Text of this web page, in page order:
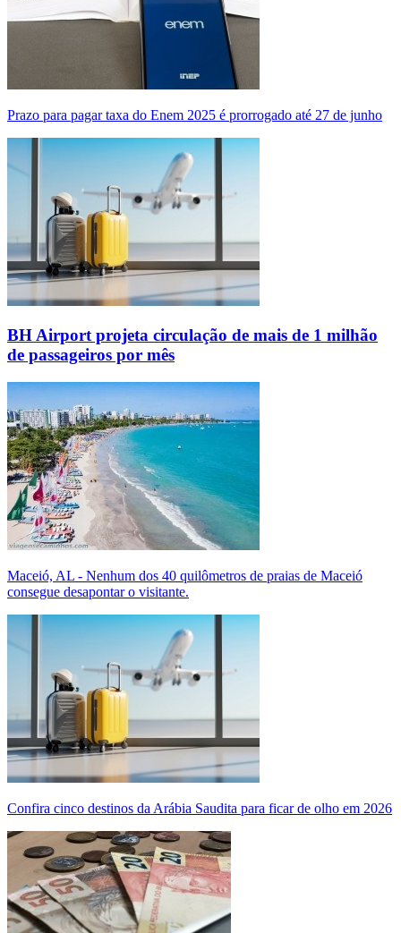
Prazo para pagar taxa do Enem 2025 é prorrogado até 27 de junho
BH Airport projeta circulação de mais de 1 milhão
de passageiros por mês
Maceió, AL - Nenhum dos 40 quilômetros de praias de Maceió
consegue desapontar o visitante.
Confira cinco destinos da Arábia Saudita para ficar de olho em 2026